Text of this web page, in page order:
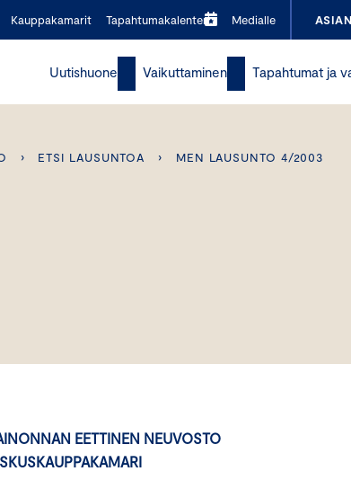
Kauppakamarit Tapahtumakalenteri Medialle
Uutishuone Vaikuttaminen Tapahtumat ja
› ETSI LAUSUNTOA › MEN LAUSUNTO 4/2003
EETTINEN NEUVOSTO